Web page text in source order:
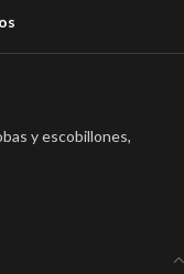
y escobillones,